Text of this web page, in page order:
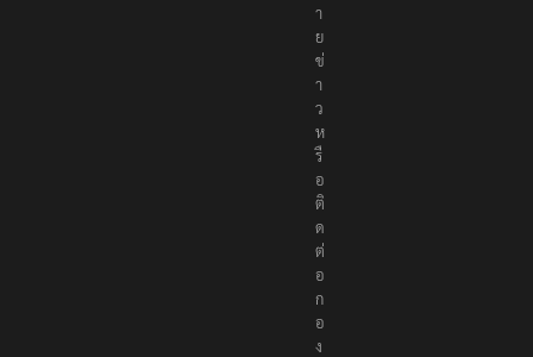
า
ย
ข่
า
ว
ห
รื
อ
ติ
ด
ต่
อ
ก
อ
ง